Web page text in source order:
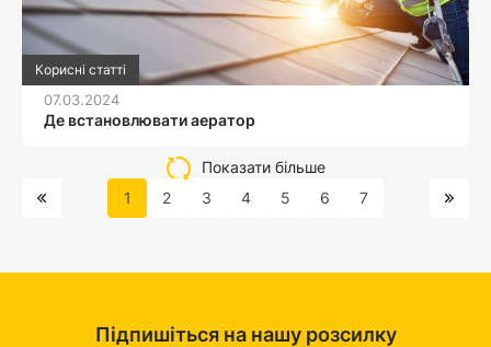
Корисні статті
07.03.2024
Де встановлювати аератор
Показати більше
1
2 3 4 5 6 7
Підпишіться на нашу розсилку